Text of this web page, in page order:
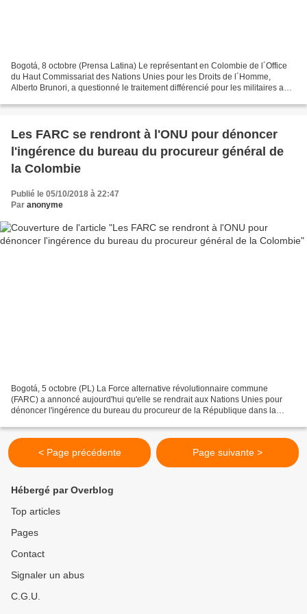
Bogotá, 8 octobre (Prensa Latina) Le représentant en Colombie de l´Office
du Haut Commissariat des Nations Unies pour les Droits de l´Homme,
Alberto Brunori, a questionné le traitement différencié pour les militaires au
Les FARC se rendront à l'ONU pour dénoncer
l'ingérence du bureau du procureur général de
la Colombie
Publié le 05/10/2018 à 22:47
Par anonyme
Bogotá, 5 octobre (PL) La Force alternative révolutionnaire commune
(FARC) a annoncé aujourd'hui qu'elle se rendrait aux Nations Unies pour
dénoncer l'ingérence du bureau du procureur de la République dans la
< Page précédente Page suivante >
Hébergé par Overblog
Top articles
Pages
Contact
Signaler un abus
C.G.U.